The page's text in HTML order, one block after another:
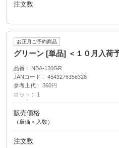
注文数
お正月ご予約商品
グリーン [単品] ＜１０月入荷
品番
NBA-120GR
JANコード
4543276356328
参考上代
360円
ロット
1
販売価格
（単価 × 入数）
注文数